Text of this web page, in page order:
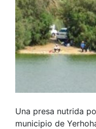
Una presa nutrida
municipio de